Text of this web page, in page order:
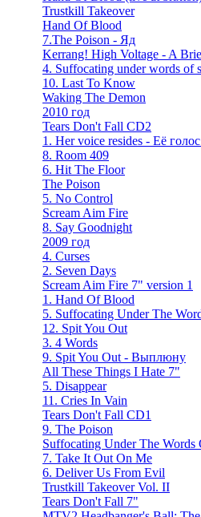
Trustkill Takeover
Hand Of Blood
7.The Poison - Яд
Kerrang! High Voltage - A
4. Suffocating under words of
10. Last To Know
Waking The Demon
2010 год
Tears Don't Fall CD2
1. Her voice resides - Её
8. Room 409
6. Hit The Floor
The Poison
5. No Control
Scream Aim Fire
8. Say Goodnight
2009 год
4. Curses
2. Seven Days
Scream Aim Fire 7" version 1
1. Hand Of Blood
5. Suffocating Under The
12. Spit You Out
3. 4 Words
9. Spit You Out - Выплюну
All These Things I Hate 7"
5. Disappear
11. Cries In Vain
Tears Don't Fall CD1
9. The Poison
Suffocating Under The Words
7. Take It Out On Me
6. Deliver Us From Evil
Trustkill Takeover Vol. II
Tears Don't Fall 7"